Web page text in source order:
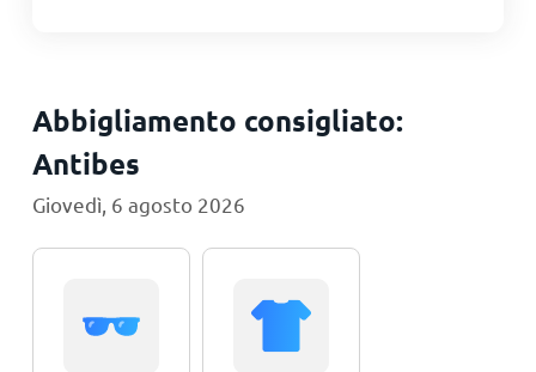
Abbigliamento consigliato:
Antibes
Giovedì, 6 agosto 2026